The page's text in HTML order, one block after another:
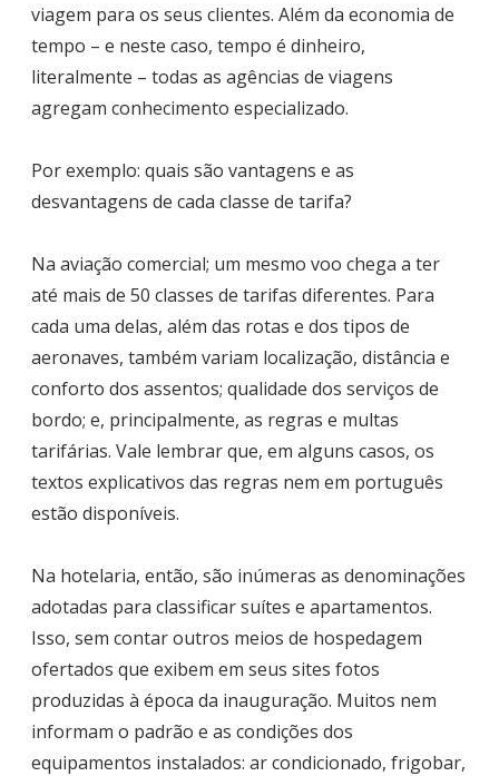
viagem para os seus clientes. Além da economia de
tempo – e neste caso, tempo é dinheiro,
literalmente – todas as agências de viagens
agregam conhecimento especializado.
Por exemplo: quais são vantagens e as
desvantagens de cada classe de tarifa?
Na aviação comercial; um mesmo voo chega a ter
até mais de 50 classes de tarifas diferentes. Para
cada uma delas, além das rotas e dos tipos de
aeronaves, também variam localização, distância e
conforto dos assentos; qualidade dos serviços de
bordo; e, principalmente, as regras e multas
tarifárias. Vale lembrar que, em alguns casos, os
textos explicativos das regras nem em português
estão disponíveis.
Na hotelaria, então, são inúmeras as denominações
adotadas para classificar suítes e apartamentos.
Isso, sem contar outros meios de hospedagem
ofertados que exibem em seus sites fotos
produzidas à época da inauguração. Muitos nem
informam o padrão e as condições dos
equipamentos instalados: ar condicionado, frigobar,